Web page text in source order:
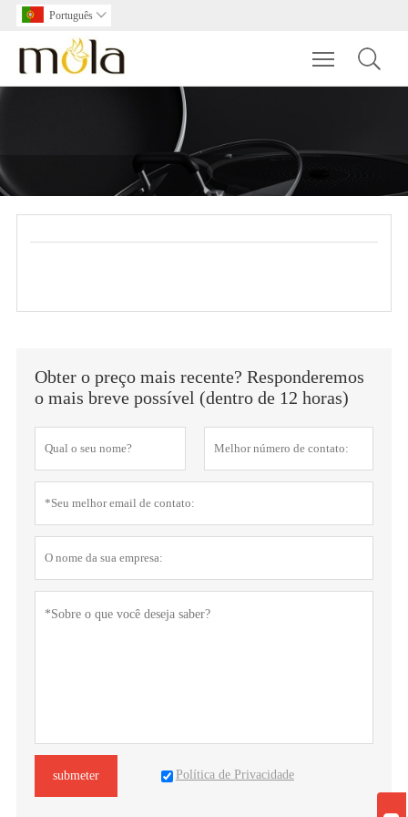
Português 
Toggle
Obter o preço mais recente? Responderemos
o mais breve possível (dentro de 12 horas)
submeter Política de Privacidade